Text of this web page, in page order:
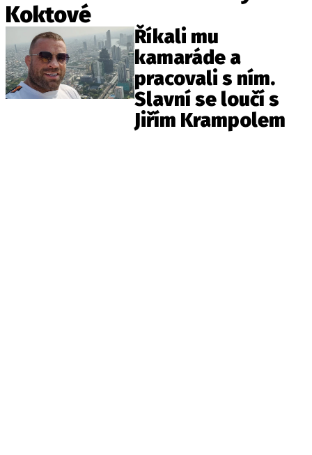
Pošlete e-mail na newsbox.cz
ETICKÝ KODEX
REDAKCE
KONTAKT
VYDAVATEL
Koktové
Říkali mu
kamaráde a
pracovali s ním.
Slavní se loučí s
Jiřím Krampolem